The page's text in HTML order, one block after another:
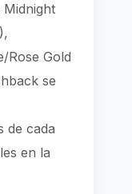
Midnight
Rose Gold
se
de cada
en la